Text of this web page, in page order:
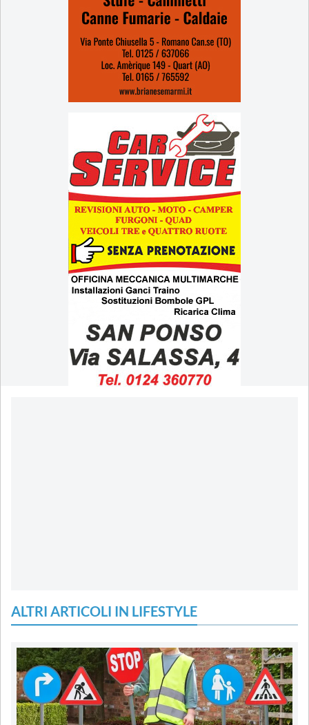
ALTRI ARTICOLI IN LIFESTYLE